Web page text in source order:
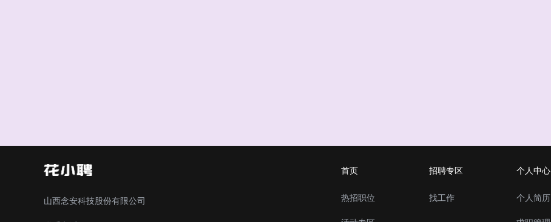
山西念安科技股份有限公司
首页
热招职位
招聘专区
找工作
个人中心
个人简历